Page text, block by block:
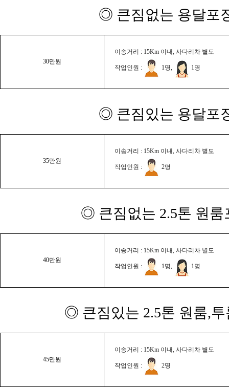
◎ 큰짐없는 용달포
30만원
이송거리 : 15Km 이내, 사다리차 별도
작업인원 : 1명, 1명
◎ 큰짐있는 용달포
35만원
이송거리 : 15Km 이내, 사다리차 별도
작업인원 : 2명
◎ 큰짐없는 2.5톤 원룸
40만원
이송거리 : 15Km 이내, 사다리차 별도
작업인원 : 1명, 1명
◎ 큰짐있는 2.5톤 원룸,
45만원
이송거리 : 15Km 이내, 사다리차 별도
작업인원 : 2명